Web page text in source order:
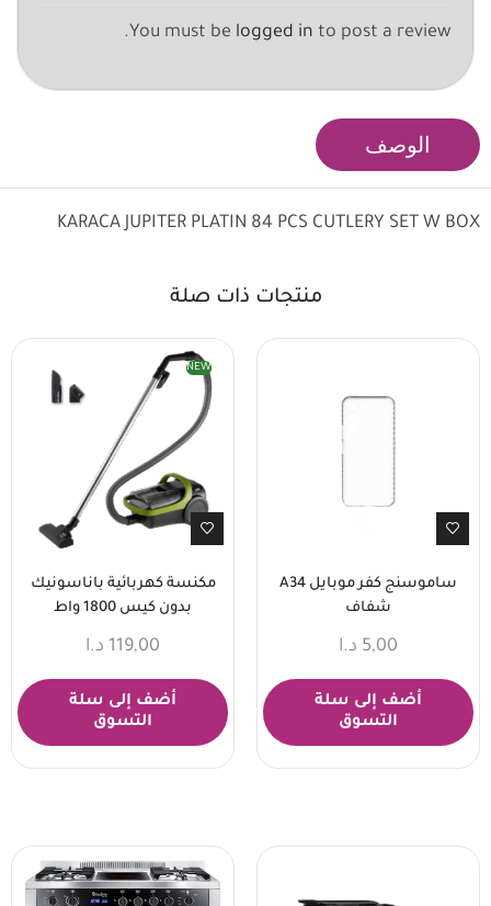
You must be logged in to post a review.
الوصف
KARACA JUPITER PLATIN 84 PCS CUTLERY SET W BOX
منتجات ذات صلة
ساموسنج كفر موبايل A34
شفاف
5,00 د.ا
أضف إلى سلة
التسوق
NEW
مكنسة كهربائية باناسونيك
بدون كيس 1800 واط
119,00 د.ا
أضف إلى سلة
التسوق